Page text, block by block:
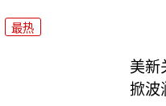
最热
美新
掀波